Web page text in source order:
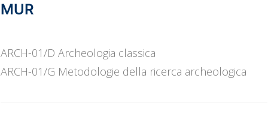
MUR
ARCH-01/D Archeologia classica
ARCH-01/G Metodologie della ricerca archeologica